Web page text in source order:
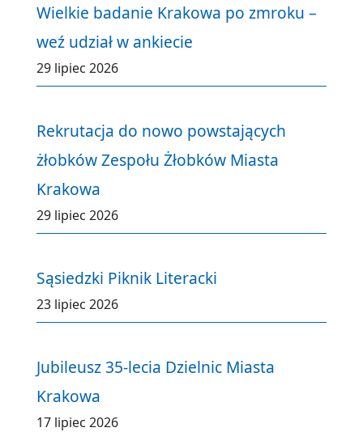
Wielkie badanie Krakowa po zmroku –
weź udział w ankiecie
29 lipiec 2026
Rekrutacja do nowo powstających
żłobków Zespołu Żłobków Miasta
Krakowa
29 lipiec 2026
Sąsiedzki Piknik Literacki
23 lipiec 2026
Jubileusz 35-lecia Dzielnic Miasta
Krakowa
17 lipiec 2026